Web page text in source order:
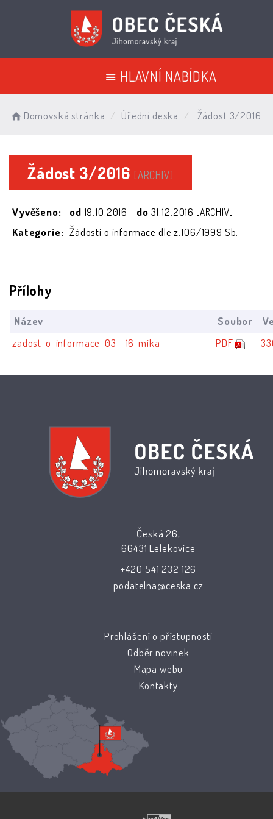
HLAVNÍ NABÍDKA
Domovská stránka Úřední deska Žádost 3/2016
Žádost 3/2016 [ARCHIV]
Vyvěšeno: od 19.10.2016 do 31.12.2016 [ARCHIV]
Kategorie: Žádosti o informace dle z.106/1999 Sb.
Přílohy
Název Soubor
zadost-o-informace-03-_16_mika
PDF
Česká 26,
66431 Lelekovice
+420 541 232 126
podatelna@ceska.cz
Prohlášení o přístupnosti
Odběr novinek
Mapa webu
Kontakty